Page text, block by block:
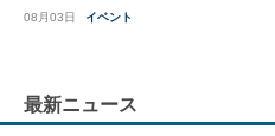
08月03日 イベント
最新ニュース